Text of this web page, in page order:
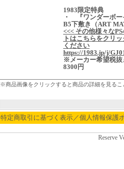
1983限定特典
・ 『ワンダーボー
B5下敷き（ART
<<< その他様々な
トはこちらをクリ
ください
https://1983.jp/j/
※メーカー希望税抜
8300円
※商品画像をクリックすると商品の詳細を見るこ
特定商取引に基づく表示／個人情報保護
Reserve